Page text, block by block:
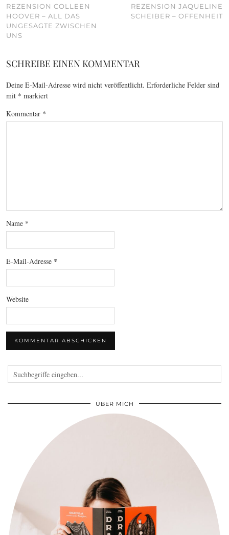
REZENSION COLLEEN
HOOVER – ALL DAS
UNGESAGTE ZWISCHEN
UNS
REZENSION JAQUELINE
SCHEIBER – OFFENHEIT
SCHREIBE EINEN KOMMENTAR
Deine E-Mail-Adresse wird nicht veröffentlicht. Erforderliche Felder sind
mit * markiert
Kommentar *
Name *
E-Mail-Adresse *
Website
ÜBER MICH